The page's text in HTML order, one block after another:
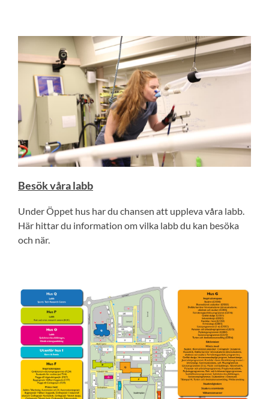
Besök våra labb
Under Öppet hus har du chansen att uppleva våra labb.
Här hittar du information om vilka labb du kan besöka
och när.